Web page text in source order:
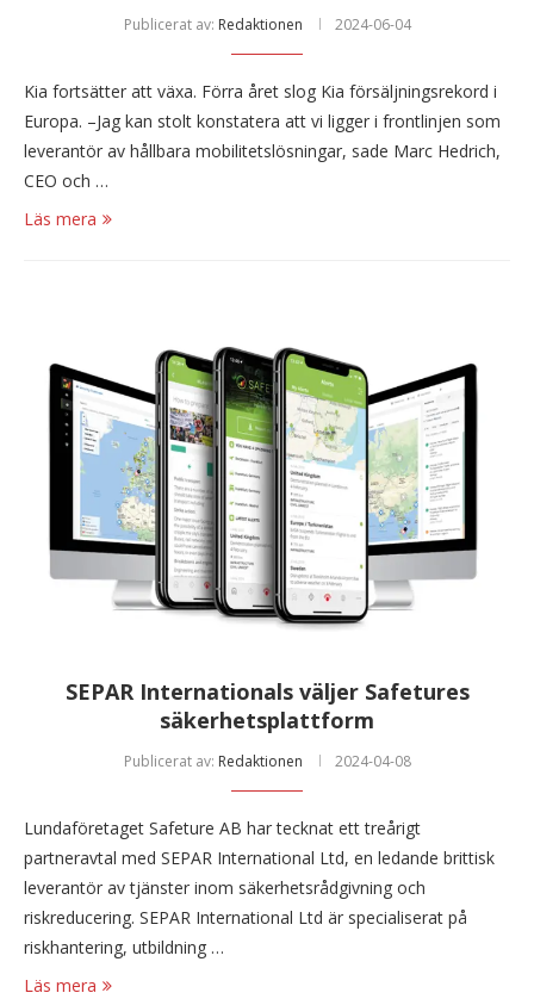
Publicerat av: Redaktionen 2024-06-04
Kia fortsätter att växa. Förra året slog Kia försäljningsrekord i
Europa. –Jag kan stolt konstatera att vi ligger i frontlinjen som
leverantör av hållbara mobilitetslösningar, sade Marc Hedrich,
CEO och …
Läs mera
SEPAR Internationals väljer Safetures
säkerhetsplattform
Publicerat av: Redaktionen 2024-04-08
Lundaföretaget Safeture AB har tecknat ett treårigt
partneravtal med SEPAR International Ltd, en ledande brittisk
leverantör av tjänster inom säkerhetsrådgivning och
riskreducering. SEPAR International Ltd är specialiserat på
riskhantering, utbildning …
Läs mera